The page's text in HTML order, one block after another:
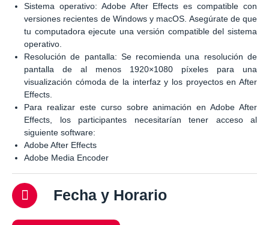
Sistema operativo: Adobe After Effects es compatible con
versiones recientes de Windows y macOS. Asegúrate de que
tu computadora ejecute una versión compatible del sistema
operativo.
Resolución de pantalla: Se recomienda una resolución de
pantalla de al menos 1920×1080 píxeles para una
visualización cómoda de la interfaz y los proyectos en After
Effects.
Para realizar este curso sobre animación en Adobe After
Effects, los participantes necesitarían tener acceso al
siguiente software:
Adobe After Effects
Adobe Media Encoder
Fecha y Horario